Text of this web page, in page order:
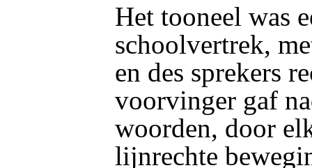
Het tooneel was
schoolvertrek,
en des sprekers
voorvinger gaf
woorden, door
lijnrechte